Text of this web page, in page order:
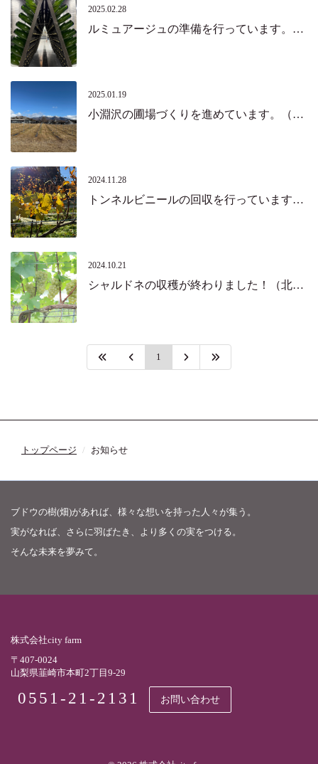
2025.02.28
ルミュアージュの準備を行っています。（北杜市）
2025.01.19
小淵沢の圃場づくりを進めています。（北杜市）
2024.11.28
トンネルビニールの回収を行っています。（北杜市）
2024.10.21
シャルドネの収穫が終わりました！（北杜市）
1
トップページ お知らせ
ブドウの樹(畑)があれば、様々な想いを持った人々が集う。
実がなれば、さらに羽ばたき、より多くの実をつける。
そんな未来を夢みて。
株式会社city farm
〒407-0024
山梨県韮崎市本町2丁目9-29
0551-21-2131 お問い合わせ